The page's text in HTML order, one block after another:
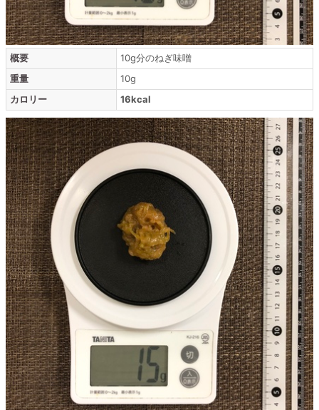
概要
10g分のねぎ味噌
重量
10g
カロリー
16kcal